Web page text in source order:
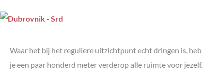
Waar het bij het reguliere uitzichtpunt echt dringen is, heb
je een paar honderd meter verderop alle ruimte voor jezelf.